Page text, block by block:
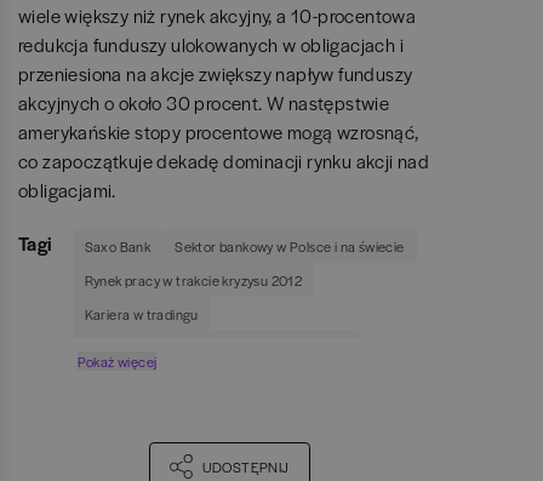
wiele większy niż rynek akcyjny, a 10-procentowa
redukcja funduszy ulokowanych w obligacjach i
przeniesiona na akcje zwiększy napływ funduszy
akcyjnych o około 30 procent. W następstwie
amerykańskie stopy procentowe mogą wzrosnąć,
co zapoczątkuje dekadę dominacji rynku akcji nad
obligacjami.
Tagi Saxo Bank
Sektor bankowy w Polsce i na świecie
Rynek pracy w trakcie kryzysu 2012
Kariera w tradingu
Pokaż więcej
UDOSTĘPNIJ